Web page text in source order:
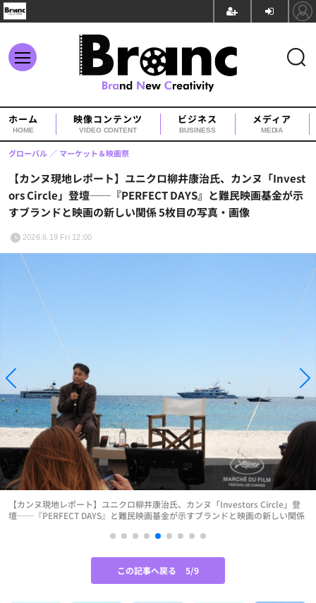
ホーム
HOME
映像コンテンツ
VIDEO CONTENT
ビジネス
BUSINESS
メディア
MEDIA
【カンヌ現地レポート】ユニクロ柳井康治氏、カンヌ「Invest
ors Circle」登壇──『PERFECT DAYS』と難民映画基金が示
すブランドと映画の新しい関係 5枚目の写真・画像
グローバル マーケット＆映画祭
2026.6.19 Fri 12:00
【カンヌ現地レポート】ユニクロ柳井康治氏、カンヌ「Investors Circle」登
壇──『PERFECT DAYS』と難民映画基金が示すブランドと映画の新しい関係
この記事へ戻る 5/9